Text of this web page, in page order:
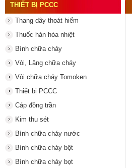
THIẾT BỊ PCCC
Thang dây thoát hiểm
Thuốc hàn hóa nhiệt
Bình chữa cháy
Vòi, Lăng chữa cháy
Vòi chữa cháy Tomoken
Thiết bị PCCC
Cáp đồng trần
Kim thu sét
Bình chữa cháy nước
Bình chữa cháy bột
Bình chữa cháy bọt